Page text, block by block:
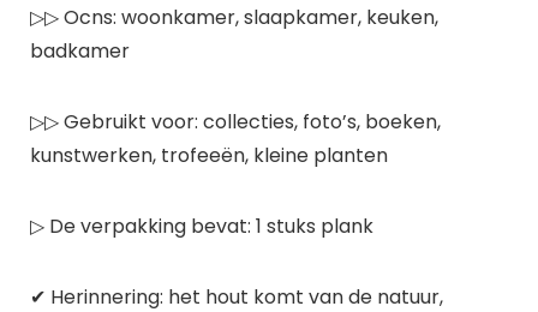
▷▷ Ocns: woonkamer, slaapkamer, keuken,
badkamer
▷▷ Gebruikt voor: collecties, foto’s, boeken,
kunstwerken, trofeeën, kleine planten
▷ De verpakking bevat: 1 stuks plank
✔ Herinnering: het hout komt van de natuur,